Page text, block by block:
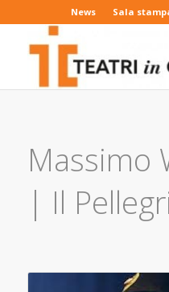
News Sala
Massimo
| Il